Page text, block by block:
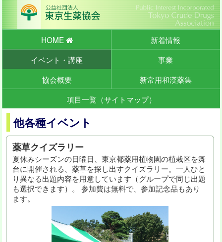
HOME
新着情報
イベント・講座
事業
協会概要
新常用和漢薬集
項目一覧（サイトマップ）
他各種イベント
薬草クイズラリー
夏休みシーズンの日曜日、東京都薬用植物園の植栽区を舞
台に開催される、薬草を探し出すクイズラリー。一人ひと
り異なる出題内容を用意しています（グループで同じ出題
も選択できます）。 参加費は無料で、参加記念品もあり
ます。